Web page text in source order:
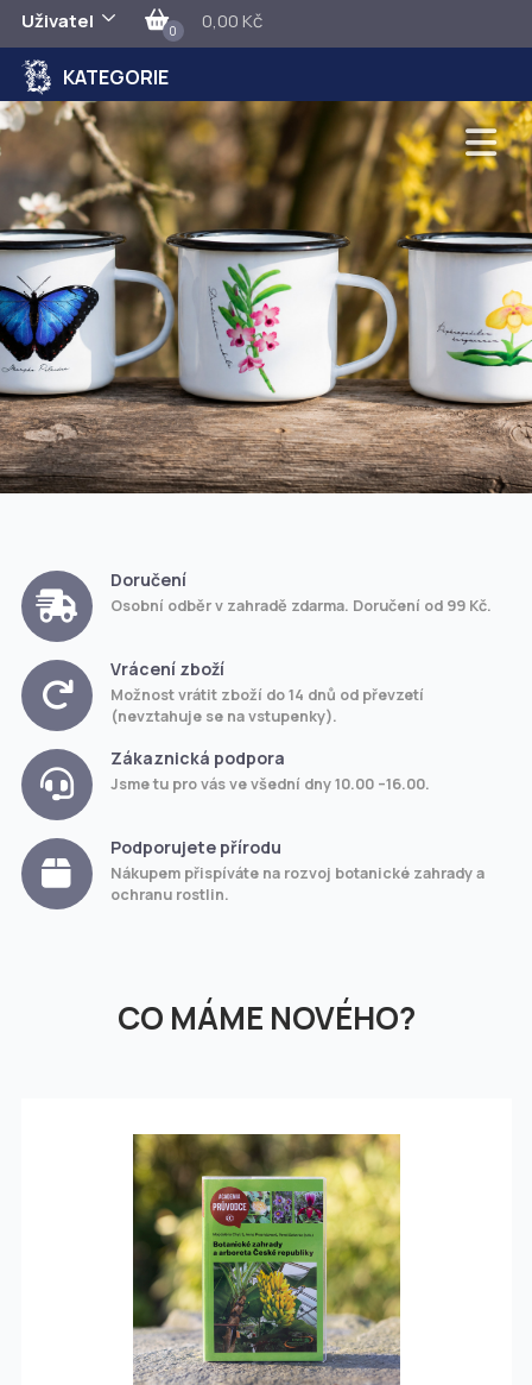
Uživatel 0 0,00 Kč
KATEGORIE
Doručení
Osobní odběr v zahradě zdarma. Doručení od 99 Kč.
Vrácení zboží
Možnost vrátit zboží do 14 dnů od převzetí
(nevztahuje se na vstupenky).
Zákaznická podpora
Jsme tu pro vás ve všední dny 10.00 –16.00.
Podporujete přírodu
Nákupem přispíváte na rozvoj botanické zahrady a
ochranu rostlin.
CO MÁME NOVÉHO?